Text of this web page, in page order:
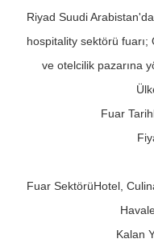
Riyad Suudi
hospitality sektörü
ve otelcilik pazarına
Fuar
Fuar SektörüHotel,
Kalan